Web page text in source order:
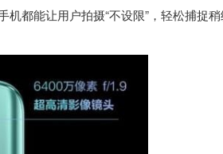
都能让用户拍摄“不设限”，轻松捕捉